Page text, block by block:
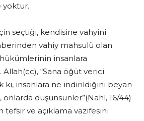
yoktur.
seçtiği, kendisine vahyini
vahiy mahsulü olan
insanlara
Allah(cc), “Sana öğüt verici
ki, insanlara ne indirildiğini beyan
onlarda düşünsünler”(Nahl, 16/44)
tefsir ve açıklama vazifesini